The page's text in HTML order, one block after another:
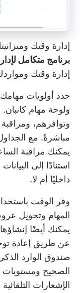
إدارة وقتك
برنامج متكامل
إدارة وقتك
حدد أولويات
ولوحة مهام
وتوافرهم،
مباشرةً. مع
يمكنك مراقبة
استنادًا إلى
داخليًا أم لا.
وفر الوقت
المهام وتحويل
يمكنك أيضًا
عن طريق إعادة
صندوق الوارد
الصحيح ومستويات
الإشعارات